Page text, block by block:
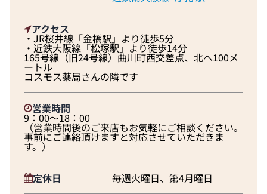
アクセス
・JR桜井線「金橋駅」より徒歩5分
・近鉄大阪線「松塚駅」より徒歩14分
165号線（旧24号線）曲川町西交差点、北へ100メ
ートル
コスモス薬局さんの隣です
営業時間
9：00～18：00
（営業時間後のご来店もお気軽にご相談ください。
事前にご連絡頂けますと対応させていただきま
す。）
定休日 毎週火曜日、第4月曜日